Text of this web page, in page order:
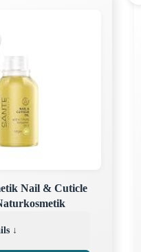
Nail & Cuticle
↓